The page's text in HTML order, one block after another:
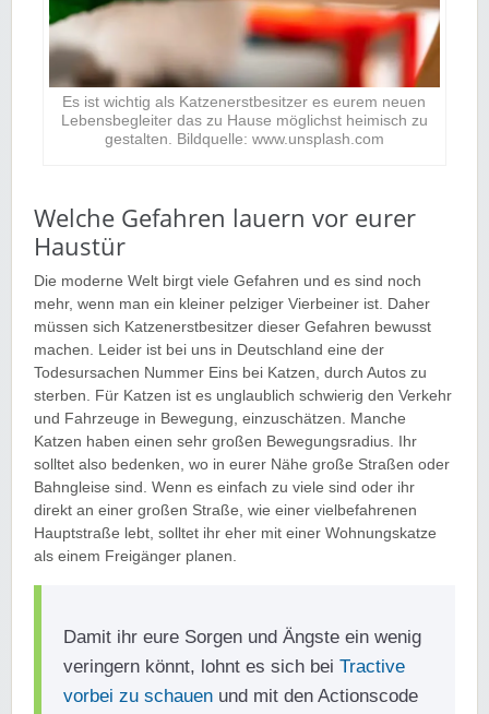
Es ist wichtig als Katzenerstbesitzer es eurem neuen
Lebensbegleiter das zu Hause möglichst heimisch zu
gestalten. Bildquelle: www.unsplash.com
Welche Gefahren lauern vor eurer
Haustür
Die moderne Welt birgt viele Gefahren und es sind noch
mehr, wenn man ein kleiner pelziger Vierbeiner ist. Daher
müssen sich Katzenerstbesitzer dieser Gefahren bewusst
machen. Leider ist bei uns in Deutschland eine der
Todesursachen Nummer Eins bei Katzen, durch Autos zu
sterben. Für Katzen ist es unglaublich schwierig den Verkehr
und Fahrzeuge in Bewegung, einzuschätzen. Manche
Katzen haben einen sehr großen Bewegungsradius. Ihr
solltet also bedenken, wo in eurer Nähe große Straßen oder
Bahngleise sind. Wenn es einfach zu viele sind oder ihr
direkt an einer großen Straße, wie einer vielbefahrenen
Hauptstraße lebt, solltet ihr eher mit einer Wohnungskatze
als einem Freigänger planen.
Damit ihr eure Sorgen und Ängste ein wenig
veringern könnt, lohnt es sich beiTractive
vorbei zu schauen und mit den Actionscode